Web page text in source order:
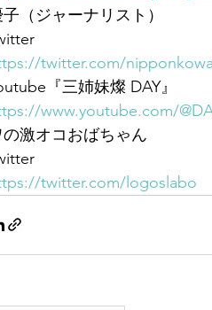
（ジャーナリスト）
twitter.com/
『三姉妹燦 DAY』
www.youtube.com/
激オコおばちゃん
twitter.com/logoslabo